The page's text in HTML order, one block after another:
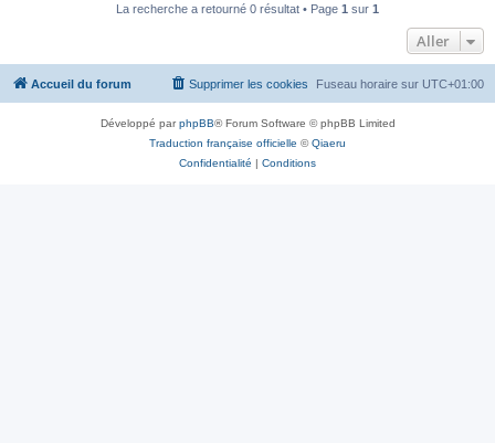
c
e
La recherche a retourné 0 résultat • Page 1 sur 1
Aller
Accueil du forum Fuseau horaire sur UTC+01:00
Supprimer les cookies
Développé parphpBB® Forum Software © phpBB Limited
Traduction française officielle ©Qiaeru
Confidentialité | Conditions